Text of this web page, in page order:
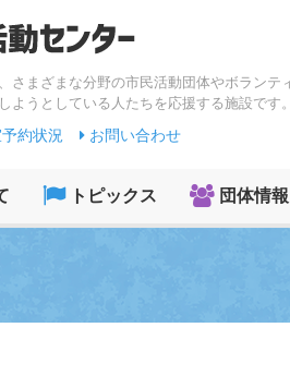
さまざまな分野の市民活動団体やボランテ
ようとしている人たちを応援する施設です。
約状況 お問い合わせ
トピックス 団体情報